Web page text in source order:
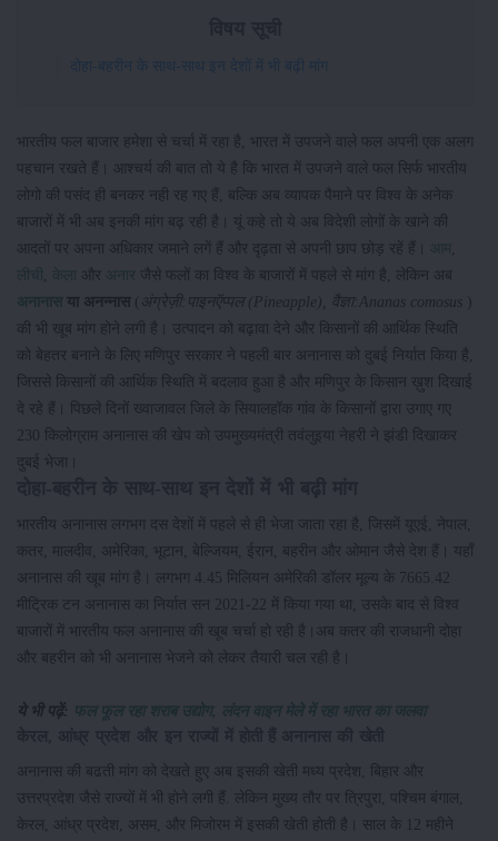
दोहा-बहरीन के साथ-साथ इन देशों में भी बढ़ी मांग
भारतीय फल बाजार हमेशा से चर्चा में रहा है, भारत में उपजने वाले फल अपनी एक अलग
पहचान रखते हैं। आश्चर्य की बात तो ये है कि भारत में उपजने वाले फल सिर्फ भारतीय
लोगो की पसंद ही बनकर नही रह गए हैं, बल्कि अब व्यापक पैमाने पर विश्व के अनेक
बाजारों में भी अब इनकी मांग बढ़ रही है। यूं कहे तो ये अब विदेशी लोगों के खाने की
आदतों पर अपना अधिकार जमाने लगें हैं और दृढ़ता से अपनी छाप छोड़ रहें हैं।
आम
लीची
केला और अनार जैसे फलों का विश्व के बाजारों में पहले से मांग है, लेकिन अब
अनानासया अनन्नास( अंग्रेज़ी:पाइनऍप्पल (Pineapple), वैज्ञा:Ananas comosus
)
की भी खूब मांग होने लगी है। उत्पादन को बढ़ावा देने और किसानों की आर्थिक स्थिति
को बेहतर बनाने के लिए मणिपुर सरकार ने पहली बार अनानास को दुबई निर्यात किया है,
जिससे किसानों की आर्थिक स्थिति में बदलाव हुआ है और मणिपुर के किसान ख़ुश दिखाई
दे रहे हैं। पिछले दिनों ख्वाजावल जिले के सियालहॉक गांव के किसानों द्वारा उगाए गए
230 किलोग्राम अनानास की खेप को उपमुख्यमंत्री तवंलुइया नेहरी ने झंडी दिखाकर
दुबई भेजा।
भारतीय अनानास लगभग दस देशों में पहले से ही भेजा जाता रहा है, जिसमें यूएई, नेपाल,
कतर, मालदीव, अमेरिका, भूटान, बेल्जियम, ईरान, बहरीन और ओमान जैसे देश हैं। यहाँ
अनानास की खूब मांग है। लगभग 4.45 मिलियन अमेरिकी डॉलर मूल्य के 7665.42
मीट्रिक टन अनानास का निर्यात सन 2021-22 में किया गया था, उसके बाद से विश्व
बाजारों में भारतीय फल अनानास की खूब चर्चा हो रही है।अब कतर की राजधानी दोहा
और बहरीन को भी अनानास भेजने को लेकर तैयारी चल रही है।
ये भी पढ़ें: फल फूल रहा शराब उद्योग, लंदन वाइन मेले में रहा भारत का जलवा
अनानास की बढती मांग को देखते हुए अब इसकी खेती मध्य प्रदेश, बिहार और
उत्तरप्रदेश जैसे राज्यों में भी होने लगी हैं. लेकिन मुख्य तौर पर त्रिपुरा, पश्चिम बंगाल,
केरल, आंध्र प्रदेश, असम, और मिजोरम में इसकी खेती होती है। साल के 12 महीने